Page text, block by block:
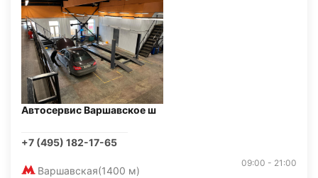
Автосервис Варшавское ш
+7 (495) 182-17-65
Варшавская(1400 м)
09:00 - 21:00